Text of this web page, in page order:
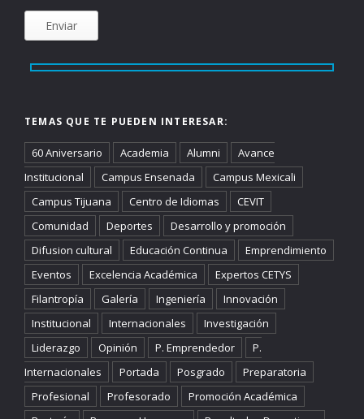
TEMAS QUE TE PUEDEN INTERESAR:
60 Aniversario Academia Alumni
Avance
Institucional
Campus Ensenada
Campus Mexicali
Campus Tijuana
Centro de Idiomas
CEVIT
Comunidad
Deportes
Desarrollo y promoción
Difusion cultural
Educación Continua
Emprendimiento
Eventos
Excelencia Académica
Expertos CETYS
Filantropía
Galería Ingeniería
Innovación
Institucional
Internacionales
Investigación
Liderazgo
Opinión P. Emprendedor
P.
Internacionales
Portada Posgrado
Preparatoria
Profesional
Profesorado
Promoción Académica